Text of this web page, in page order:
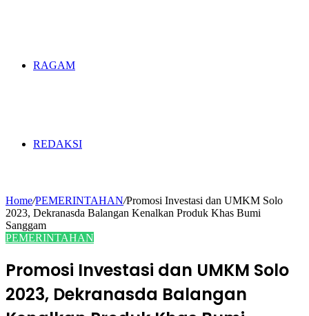
RAGAM
REDAKSI
Home/PEMERINTAHAN/Promosi Investasi dan UMKM Solo
2023, Dekranasda Balangan Kenalkan Produk Khas Bumi
Sanggam
PEMERINTAHAN
Promosi Investasi dan UMKM Solo
2023, Dekranasda Balangan